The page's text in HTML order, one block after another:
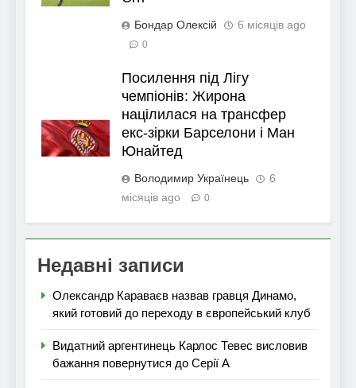
Бондар Олексій 6 місяців ago
0
Посилення під Лігу
чемпіонів: Жирона
націлилася на трансфер
екс-зірки Барселони і Ман
Юнайтед
Володимир Українець
6
місяців ago
0
Недавні записи
Олександр Караваєв назвав гравця Динамо,
який готовий до переходу в європейський клуб
Видатний аргентинець Карлос Тевес висловив
бажання повернутися до Серії А